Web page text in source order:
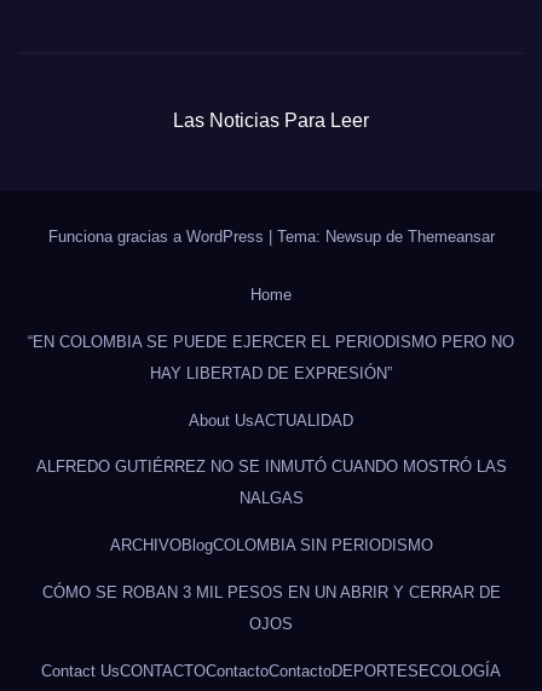
Las Noticias Para Leer
Funciona gracias a WordPress | Tema: Newsup de Themeansar
Home
“EN COLOMBIA SE PUEDE EJERCER EL PERIODISMO PERO NO
HAY LIBERTAD DE EXPRESIÓN”
About UsACTUALIDAD
ALFREDO GUTIÉRREZ NO SE INMUTÓ CUANDO MOSTRÓ LAS
NALGAS
ARCHIVOBlogCOLOMBIA SIN PERIODISMO
CÓMO SE ROBAN 3 MIL PESOS EN UN ABRIR Y CERRAR DE
OJOS
Contact UsCONTACTOContactoContactoDEPORTES ECOLOGÍA